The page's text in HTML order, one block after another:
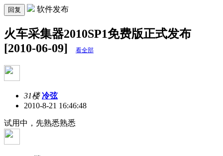
回复 软件发布
火车采集器2010SP1免费版正式发布
[2010-06-09]
看全部
31楼 冷弦
2010-8-21 16:46:48
试用中，先熟悉熟悉